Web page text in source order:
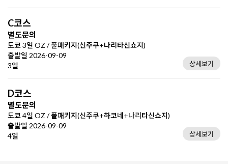
C코스
별도문의
도쿄 3일 OZ / 풀패키지(신주쿠+나리타신쇼지)
출발일 2026-09-09
3일
상세보기
D코스
별도문의
도쿄 4일 OZ / 풀패키지(신주쿠+하코네+나리타신쇼지)
출발일 2026-09-09
4일
상세보기